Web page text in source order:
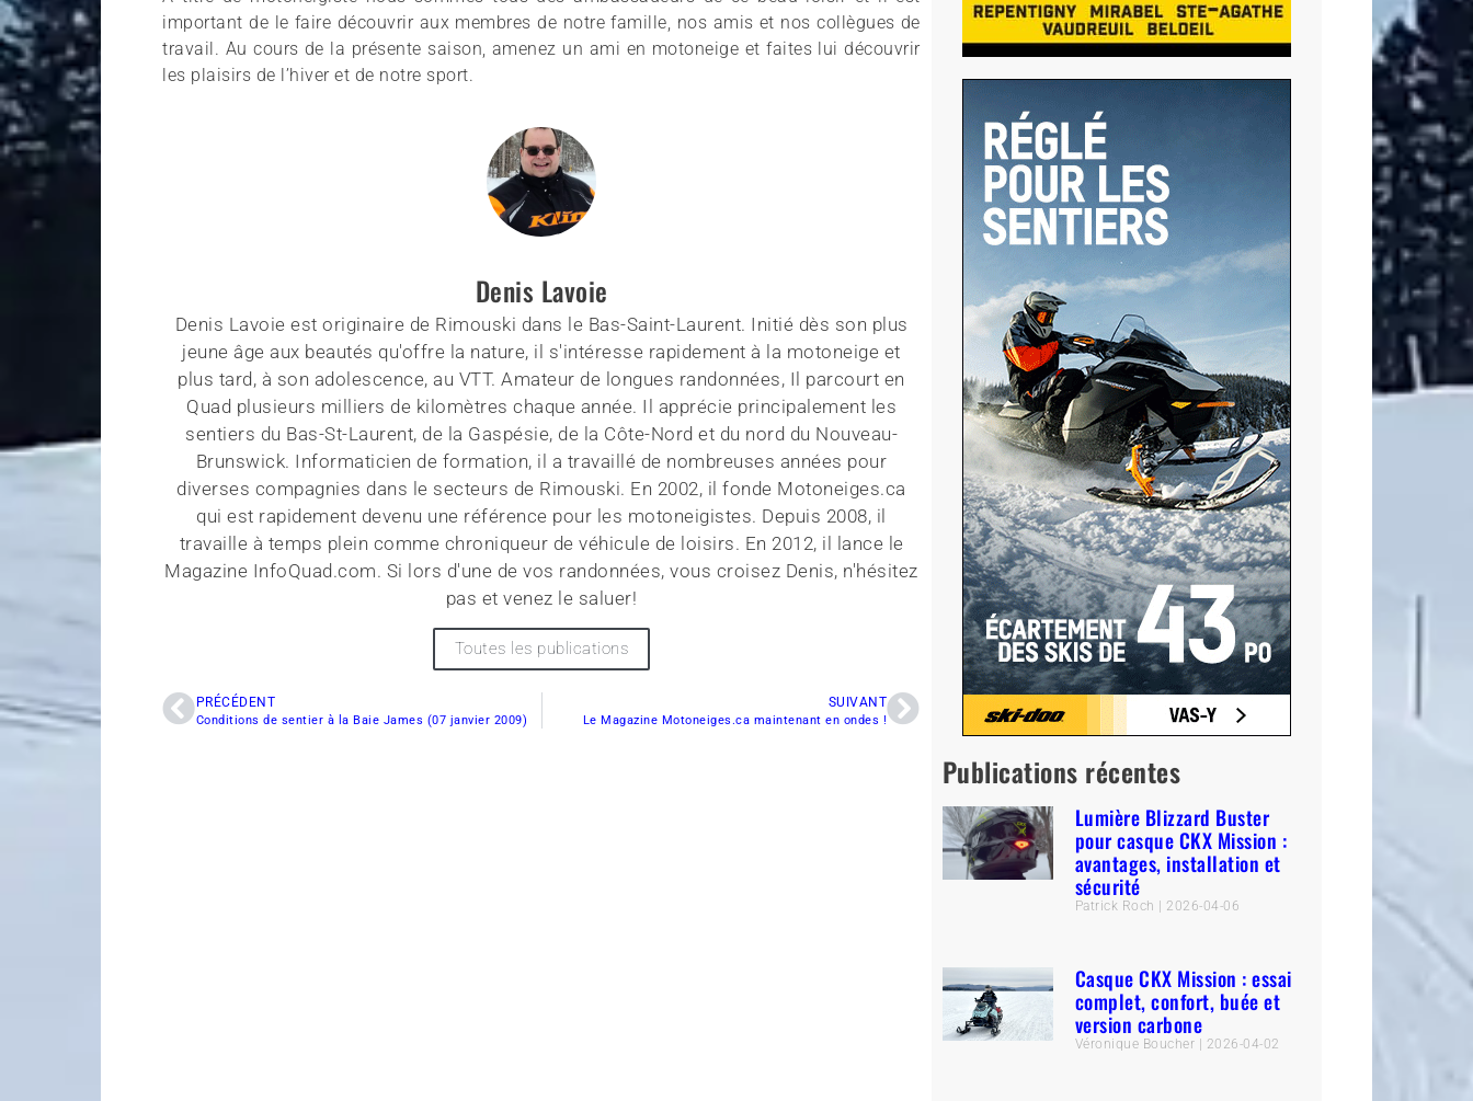
important de le faire découvrir aux membres de notre famille, nos amis et nos collègues de
travail. Au cours de la présente saison, amenez un ami en motoneige et faites lui découvrir
les plaisirs de l’hiver et de notre sport.
Denis Lavoie
Denis Lavoie est originaire de Rimouski dans le Bas-Saint-Laurent. Initié dès son plus
jeune âge aux beautés qu'offre la nature, il s'intéresse rapidement à la motoneige et
plus tard, à son adolescence, au VTT. Amateur de longues randonnées, Il parcourt en
Quad plusieurs milliers de kilomètres chaque année. Il apprécie principalement les
sentiers du Bas-St-Laurent, de la Gaspésie, de la Côte-Nord et du nord du Nouveau-
Brunswick. Informaticien de formation, il a travaillé de nombreuses années pour
diverses compagnies dans le secteurs de Rimouski. En 2002, il fonde Motoneiges.ca
qui est rapidement devenu une référence pour les motoneigistes. Depuis 2008, il
travaille à temps plein comme chroniqueur de véhicule de loisirs. En 2012, il lance le
Magazine InfoQuad.com. Si lors d'une de vos randonnées, vous croisez Denis, n'hésitez
pas et venez le saluer!
Toutes les publications
PRÉCÉDENT
Conditions de sentier à la Baie James (07 janvier 2009)
SUIVANT
Le Magazine Motoneiges.ca maintenant en ondes !
Publications récentes
Lumière Blizzard Buster
pour casque CKX Mission :
avantages, installation et
sécurité
Patrick Roch 2026-04-06
Casque CKX Mission : essai
complet, confort, buée et
version carbone
Véronique Boucher 2026-04-02